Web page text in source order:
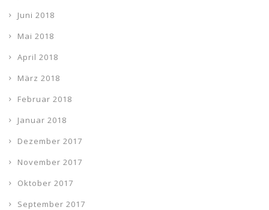
Juni 2018
Mai 2018
April 2018
März 2018
Februar 2018
Januar 2018
Dezember 2017
November 2017
Oktober 2017
September 2017